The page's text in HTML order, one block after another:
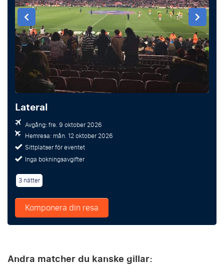
Lateral
Avgång: fre. 9 oktober 2026
Hemresa: mån. 12 oktober 2026
Sittplatser för eventet
Inga bokningsavgifter
3 nätter
Komponera din resa
Andra matcher du kanske gillar: